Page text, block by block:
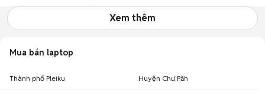
Xem thêm
Mua bán laptop
Thành phố Pleiku Huyện Chư Păh